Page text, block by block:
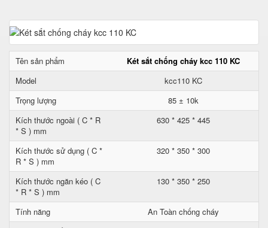
Tên sản phẩm
Két sắt chống cháy kcc 110 KC
Model
kcc110 KC
Trọng lượng
85 ± 10k
Kích thước ngoài ( C * R
* S ) mm
630 * 425 * 445
Kích thước sử dụng ( C *
R * S ) mm
320 * 350 * 300
Kích thước ngăn kéo ( C
* R * S ) mm
130 * 350 * 250
Tính năng
An Toàn chống cháy